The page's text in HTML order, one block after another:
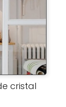
cristal